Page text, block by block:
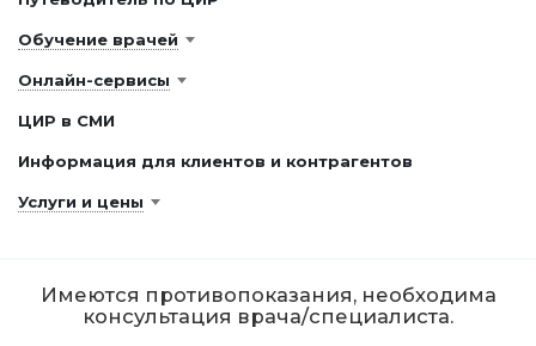
Обучение врачей
Онлайн-сервисы
ЦИР в СМИ
Информация для клиентов и контрагентов
Услуги и цены
Имеются противопоказания, необходима
консультация врача/специалиста.